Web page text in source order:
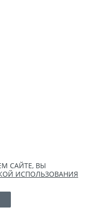
САЙТЕ, ВЫ
ИСПОЛЬЗОВАНИЯ